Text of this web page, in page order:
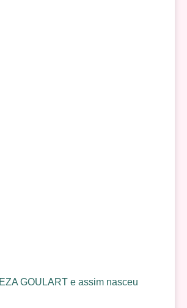
GOULART e assim nasceu